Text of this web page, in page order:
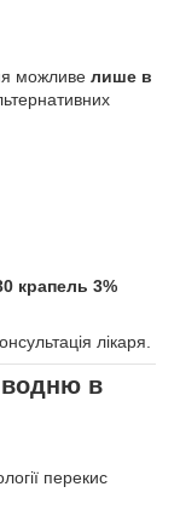
можливе лише в
крапель 3%
лікаря.
водню в
перекис